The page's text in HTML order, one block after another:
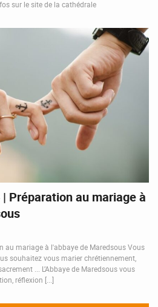
sur le site de la cathédrale
Préparation au mariage à
au mariage à l'abbaye de Maredsous Vous
souhaitez vous marier chrétiennement,
... L’Abbaye de Maredsous vous
réflexion [...]